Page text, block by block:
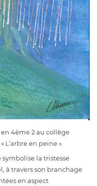
en 4ème 2 au collège
L’arbre en peine ».
la tristesse
à travers son branchage
en aspect